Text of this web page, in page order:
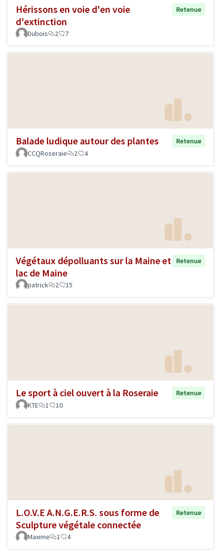
Hérissons en voie d'en voie
d'extinction
Retenue
Dubois 2 7
Balade ludique autour des plantes
Retenue
CCQRoseraie
2 4
Végétaux dépolluants sur la Maine et
lac de Maine
Retenue
patrick 2 15
Le sport à ciel ouvert à la Roseraie
Retenue
KTE
1 10
L.O.V.E A.N.G.E.R.S. sous forme de
Sculpture végétale connectée
Retenue
Maxime 1 4